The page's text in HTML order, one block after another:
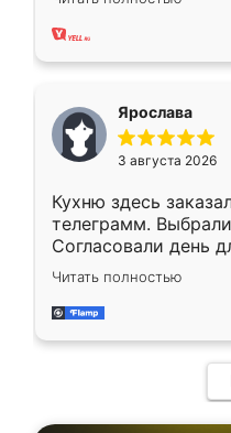
два года, нареканий
Ярослава
3 августа 2026
Кухню здесь
телеграмм.
Согласовали день
недели кухня была
довольны работой.
мебель за
Читать полностью